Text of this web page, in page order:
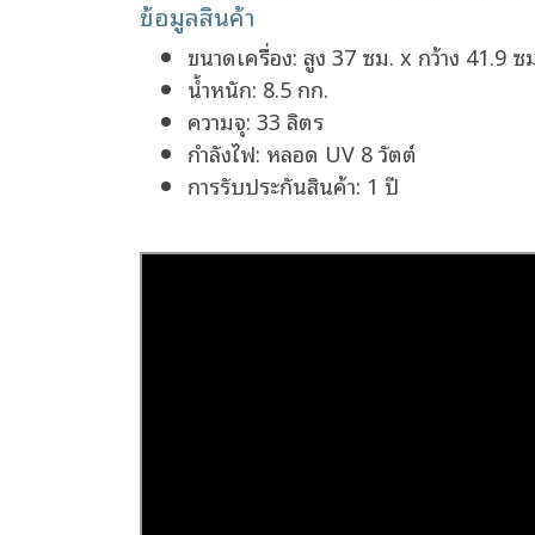
ข้อมูลสินค้า
ขนาดเครื่อง: สูง 37 ซม. x กว้าง 41.9
น้ำหนัก: 8.5 กก.
ความจุ: 33 ลิตร
กำลังไฟ: หลอด UV 8 วัตต์
การรับประกันสินค้า: 1 ปี